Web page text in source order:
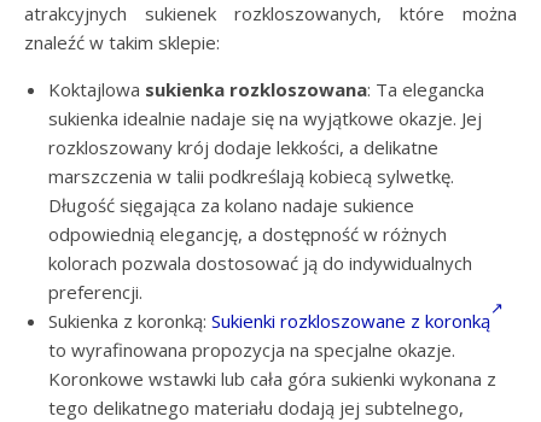
atrakcyjnych sukienek rozkloszowanych, które można
znaleźć w takim sklepie:
Koktajlowa sukienka rozkloszowana: Ta elegancka
sukienka idealnie nadaje się na wyjątkowe okazje. Jej
rozkloszowany krój dodaje lekkości, a delikatne
marszczenia w talii podkreślają kobiecą sylwetkę.
Długość sięgająca za kolano nadaje sukience
odpowiednią elegancję, a dostępność w różnych
kolorach pozwala dostosować ją do indywidualnych
preferencji.
Sukienka z koronką: Sukienki rozkloszowane z koronką
to wyrafinowana propozycja na specjalne okazje.
Koronkowe wstawki lub cała góra sukienki wykonana z
tego delikatnego materiału dodają jej subtelnego,